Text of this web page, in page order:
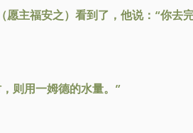
主福安之）看到了，他说：“你去
则用一姆德的水量。”